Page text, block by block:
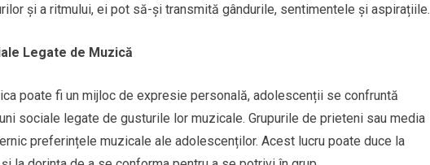
și a ritmului, ei pot să-și transmită gândurile, sentimentele și aspirațiile.
Legate de Muzică
poate fi un mijloc de expresie personală, adolescenții se confruntă
sociale legate de gusturile lor muzicale. Grupurile de prieteni sau media
preferințele muzicale ale adolescenților. Acest lucru poate duce la